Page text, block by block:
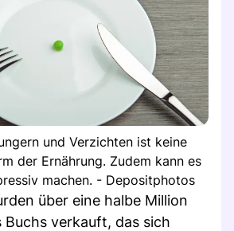
und Verzichten ist keine
der Ernährung. Zudem kann es
machen. - Depositphotos
über eine halbe Million
Buchs verkauft, das sich